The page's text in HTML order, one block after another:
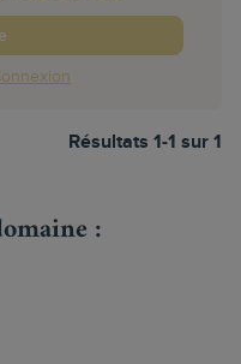
Résultats 1-1 sur 1
: